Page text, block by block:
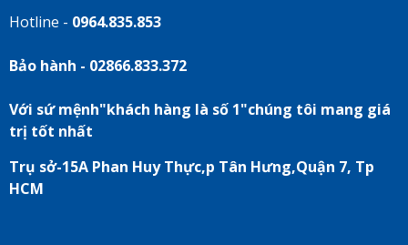
Hotline - 0964.835.853
Bảo hành - 02866.833.372
Với sứ mệnh"khách hàng là số 1"chúng tôi mang giá
trị tốt nhất
Trụ sở-15A Phan Huy Thực,p Tân Hưng,Quận 7, Tp
HCM